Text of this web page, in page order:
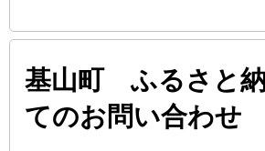
基山町 ふるさと
てのお問い合わせ